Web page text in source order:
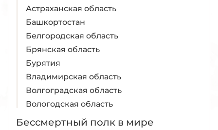
Астраханская область
Башкортостан
Белгородская область
Брянская область
Бурятия
Владимирская область
Волгоградская область
Вологодская область
Воронежская область
Бессмертный полк в мире